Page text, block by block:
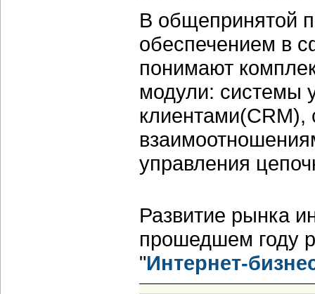
В общепринятой
обеспечением в
понимают
модули: системы
управления
Развитие рынка
прошедшем году
"Интернет-